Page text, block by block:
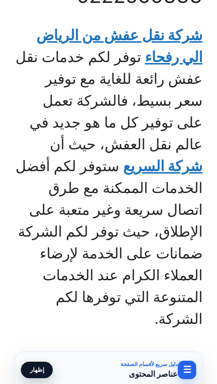
شركة نقل عفش من الرياض
الي رفحاء توفر لكم خدمات نقل
عفش رائعة للغاية مع توفير
سعر بسيط، فالشركة تعمل
على توفير كل ما هو جديد في
عالم نقل العفش، حيث أن
شركة السريع ستوفر لكم أفضل
الخدمات الممكنة مع طرق
اتصال سريعة وغير متعبة على
الإطلاق، حيث توفر لكم الشركة
ضمانات على الخدمة لإرضاء
العملاء الكرام عند الخدمات
المتنوعة التي توفرها لكم
الشركة.
☰
دليل سريع لأقسام الصفحة
عناصر المحتوى
إظهار